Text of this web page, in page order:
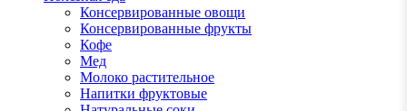
Консервированные овощи
Консервированные фрукты
Кофе
Мед
Молоко растительное
Напитки фруктовые